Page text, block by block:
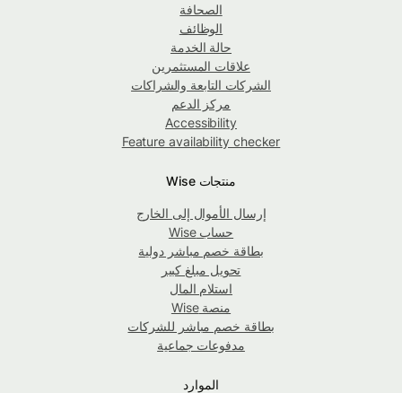
الصحافة
الوظائف
حالة الخدمة
علاقات المستثمرين
الشركات التابعة والشراكات
مركز الدعم
Accessibility
Feature availability checker
منتجات Wise
إرسال الأموال إلى الخارج
حساب Wise
بطاقة خصم مباشر دولية
تحويل مبلغ كبير
استلام المال
منصة Wise
بطاقة خصم مباشر للشركات
مدفوعات جماعية
الموارد